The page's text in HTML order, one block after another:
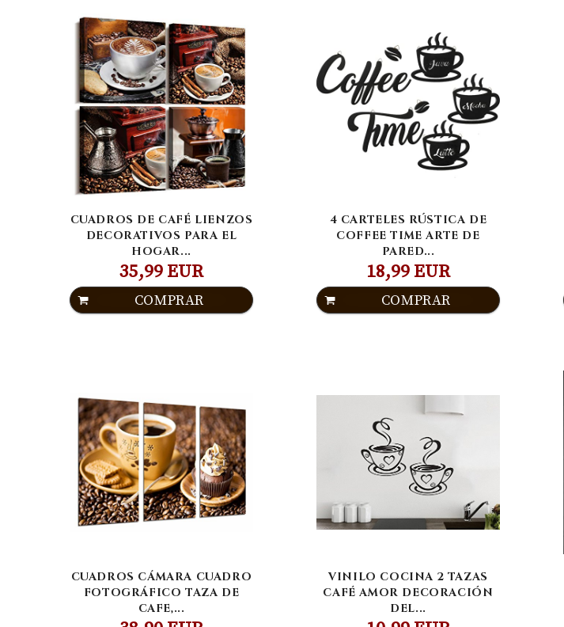
CUADROS DE CAFÉ LIENZOS
DECORATIVOS PARA EL
HOGAR...
35,99 EUR
COMPRAR
4 CARTELES RÚSTICA DE
COFFEE TIME ARTE DE
PARED...
18,99 EUR
COMPRAR
CUADROS CÁMARA CUADRO
FOTOGRÁFICO TAZA DE
CAFE,...
VINILO COCINA 2 TAZAS
CAFÉ AMOR DECORACIÓN
DEL...